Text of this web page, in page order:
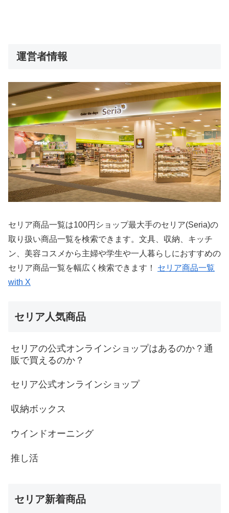
運営者情報
セリア商品一覧は100円ショップ最大手のセリア(Seria)の
取り扱い商品一覧を検索できます。文具、収納、キッチ
ン、美容コスメから主婦や学生や一人暮らしにおすすめの
セリア商品一覧を幅広く検索できます！ セリア商品一覧
with X
セリア人気商品
セリアの公式オンラインショップはあるのか？通
販で買えるのか？
セリア公式オンラインショップ
収納ボックス
ウインドオーニング
推し活
セリア新着商品